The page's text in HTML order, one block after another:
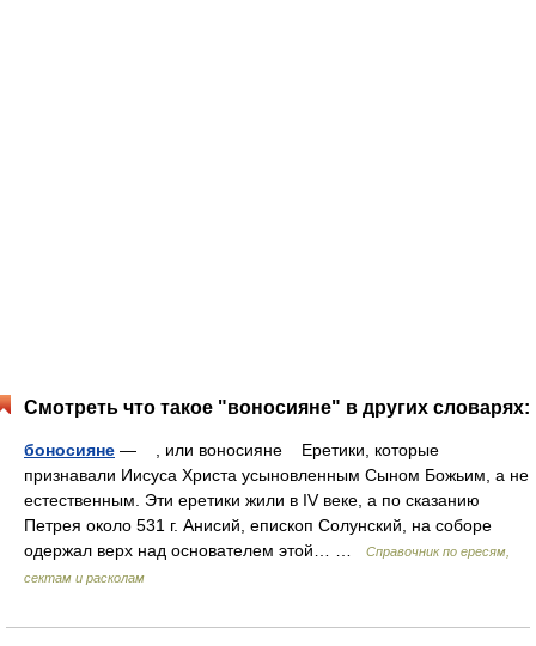
Смотреть что такое "воносияне" в других словарях:
боносияне — , или воносияне Еретики, которые
признавали Иисуса Христа усыновленным Сыном Божьим, а не
естественным. Эти еретики жили в IV веке, а по сказанию
Петрея около 531 г. Анисий, епископ Солунский, на соборе
одержал верх над основателем этой… …
Справочник по ересям,
сектам и расколам